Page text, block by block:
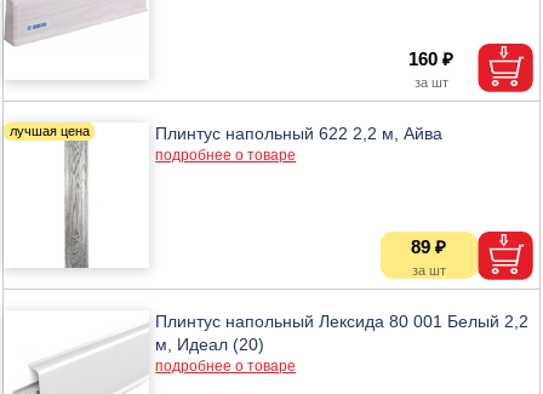
160 ₽
Плинтус напольный 622 2,2 м, Айва
подробнее о товаре
89 ₽
Плинтус напольный Лексида 80 001 Белый 2,2
м, Идеал (20)
подробнее о товаре